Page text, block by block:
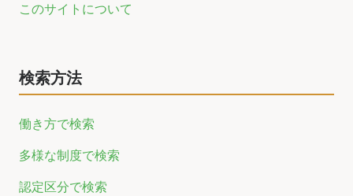
このサイトについて
検索方法
働き方で検索
多様な制度で検索
認定区分で検索